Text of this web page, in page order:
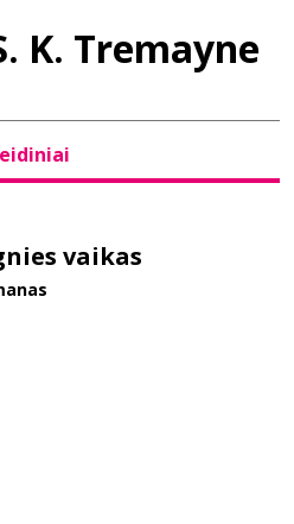
K. Tremayne
vaikas